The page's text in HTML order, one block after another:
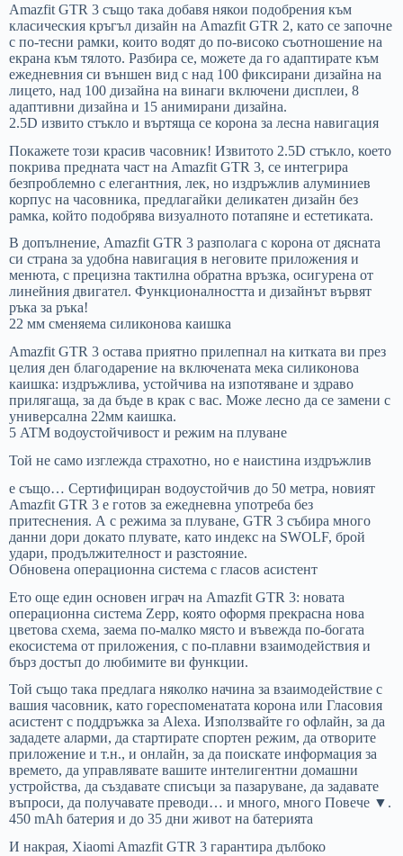
Amazfit GTR 3 също така добавя някои подобрения към
класическия кръгъл дизайн на Amazfit GTR 2, като се започне
с по-тесни рамки, които водят до по-високо съотношение на
екрана към тялото. Разбира се, можете да го адаптирате към
ежедневния си външен вид с над 100 фиксирани дизайна на
лицето, над 100 дизайна на винаги включени дисплеи, 8
адаптивни дизайна и 15 анимирани дизайна.
2.5D извито стъкло и въртяща се корона за лесна навигация
Покажете този красив часовник! Извитото 2.5D стъкло, което
покрива предната част на Amazfit GTR 3, се интегрира
безпроблемно с елегантния, лек, но издръжлив алуминиев
корпус на часовника, предлагайки деликатен дизайн без
рамка, който подобрява визуалното потапяне и естетиката.
В допълнение, Amazfit GTR 3 разполага с корона от дясната
си страна за удобна навигация в неговите приложения и
менюта, с прецизна тактилна обратна връзка, осигурена от
линейния двигател. Функционалността и дизайнът вървят
ръка за ръка!
22 мм сменяема силиконова каишка
Amazfit GTR 3 остава приятно прилепнал на китката ви през
целия ден благодарение на включената мека силиконова
каишка: издръжлива, устойчива на изпотяване и здраво
прилягаща, за да бъде в крак с вас. Може лесно да се замени с
универсална 22мм каишка.
5 ATM водоустойчивост и режим на плуване
Той не само изглежда страхотно, но е наистина издръжлив
e също… Сертифициран водоустойчив до 50 метра, новият
Amazfit GTR 3 е готов за ежедневна употреба без
притеснения. А с режима за плуване, GTR 3 събира много
данни дори докато плувате, като индекс на SWOLF, брой
удари, продължителност и разстояние.
Обновена операционна система с гласов асистент
Ето още един основен играч на Amazfit GTR 3: новата
операционна система Zepp, която оформя прекрасна нова
цветова схема, заема по-малко място и въвежда по-богата
екосистема от приложения, с по-плавни взаимодействия и
бърз достъп до любимите ви функции.
Той също така предлага няколко начина за взаимодействие с
вашия часовник, като гореспоменатата корона или Гласовия
асистент с поддръжка за Alexa. Използвайте го офлайн, за да
зададете аларми, да стартирате спортен режим, да отворите
приложение и т.н., и онлайн, за да поискате информация за
времето, да управлявате вашите интелигентни домашни
устройства, да създавате списъци за пазаруване, да задавате
въпроси, да получавате преводи… и много, много Повече ▼.
450 mAh батерия и до 35 дни живот на батерията
И накрая, Xiaomi Amazfit GTR 3 гарантира дълбоко